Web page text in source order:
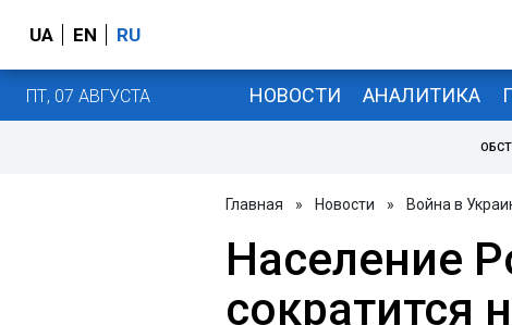
UA EN RU
ПТ, 07 АВГУСТА НОВОСТИ АНАЛИТИКА
Главная » Новости » Война в
Население
сократится